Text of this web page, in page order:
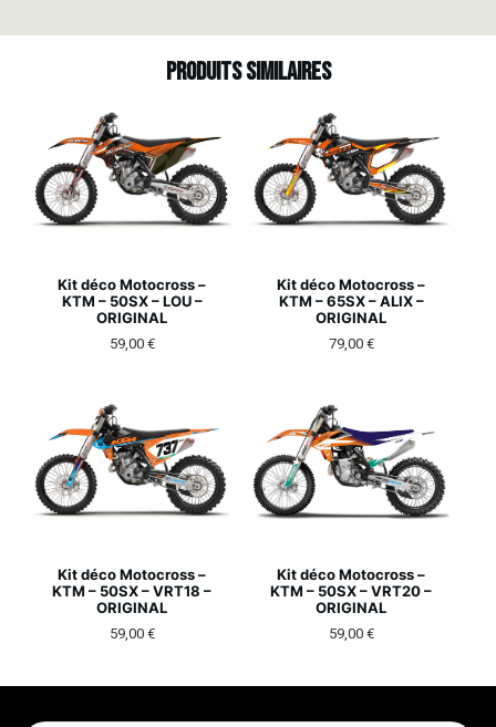
Produits similaires
Kit déco Motocross –
KTM – 50SX – LOU –
ORIGINAL
59,00 €
Kit déco Motocross –
KTM – 65SX – ALIX –
ORIGINAL
79,00 €
Kit déco Motocross –
KTM – 50SX – VRT18 –
ORIGINAL
59,00 €
Kit déco Motocross –
KTM – 50SX – VRT20 –
ORIGINAL
59,00 €